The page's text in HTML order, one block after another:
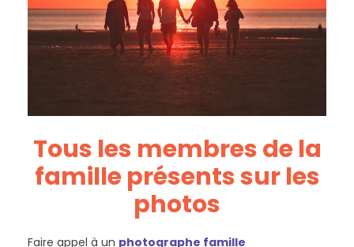
Tous les membres de la
famille présents sur les
photos
Faire appel à un photographe famille